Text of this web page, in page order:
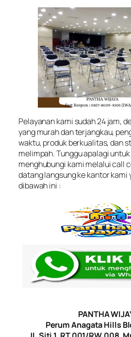
Pelayanan kami sudah 24 jam,
yang murah dan terjangkau,
waktu, produk berkualitas, dan
melimpah. Tunggu apalagi
menghubungi kami melalui call
datang langsung ke kantor kami
dibawah ini :
PANTHA
Perum Anagata Hills